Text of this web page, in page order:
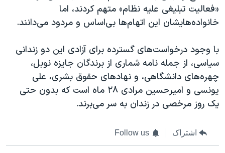
«فعالیت تبلیغی علیه نظام» متهم کردند، اما
خانواده‌هایشان این اتهام‌ها بی‌اساس و مردود می‌دانند.
با وجود درخواست‌های گسترده برای آزادی این دو زندانی
سیاسی، از جمله نامه شماری از برندگان جایزه نوبل،
چهره‌های دانشگاهی، و نهادهای حقوق بشری، علی
یونسی و امیرحسین مرادی ۲۸ ماه است که بدون حتی
یک روز مرخصی در زندان به سر می‌برند.
اشتراک Follow us